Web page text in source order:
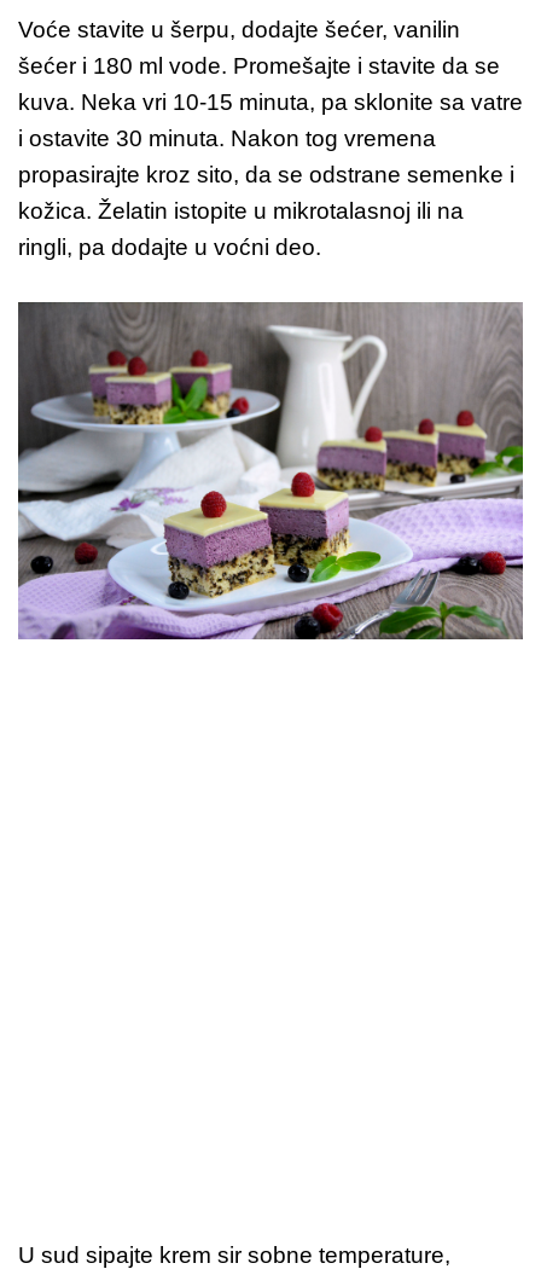
Voće stavite u šerpu, dodajte šećer, vanilin
šećer i 180 ml vode. Promešajte i stavite da se
kuva. Neka vri 10-15 minuta, pa sklonite sa vatre
i ostavite 30 minuta. Nakon tog vremena
propasirajte kroz sito, da se odstrane semenke i
kožica. Želatin istopite u mikrotalasnoj ili na
ringli, pa dodajte u voćni deo.
U sud sipajte krem sir sobne temperature,